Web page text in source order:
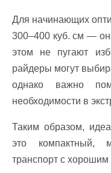
Для начинающих
300–400 куб. см —
этом не пугают
райдеры могут
однако важно
необходимости в
Таким образом,
это компактный,
транспорт с хорошим